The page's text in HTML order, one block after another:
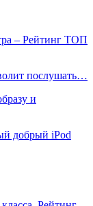
– Рейтинг ТОП
послушать…
и
добрый iPod